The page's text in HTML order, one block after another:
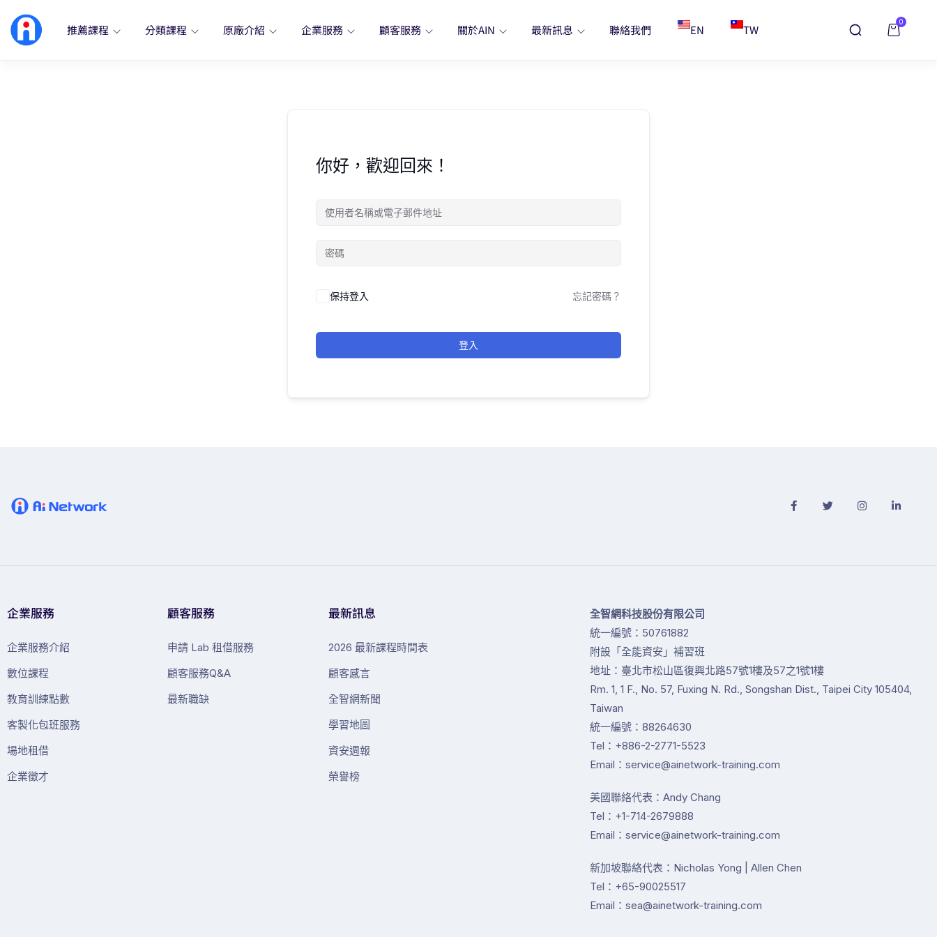
推薦課程 分類課程 原廠介紹 企業服務 顧客服務 關於AIN 最新訊息 聯絡我們 EN TW
0
你好，歡迎回來！
保持登入 忘記密碼？
登入
企業服務
企業服務介紹
數位課程
教育訓練點數
客製化包班服務
場地租借
企業徵才
顧客服務
申請 Lab 租借服務
顧客服務Q&A
最新職缺
最新訊息
2026 最新課程時間表
顧客感言
全智網新聞
學習地圖
資安週報
榮譽榜
全智網科技股份有限公司
統一編號：50761882
附設「全能資安」補習班
地址：臺北市松山區復興北路57號1樓及57之1號1樓
Rm. 1, 1 F., No. 57, Fuxing N. Rd., Songshan Dist., Taipei City 105404,
Taiwan
統一編號：88264630
Tel：+886-2-2771-5523
Email：service@ainetwork-training.com
美國聯絡代表：Andy Chang
Tel：+1-714-2679888
Email：service@ainetwork-training.com
新加坡聯絡代表：Nicholas Yong | Allen Chen
Tel：+65-90025517
Email：sea@ainetwork-training.com